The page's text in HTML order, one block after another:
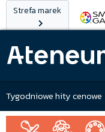
Strefa marek
Tygodniowe hity cenowe